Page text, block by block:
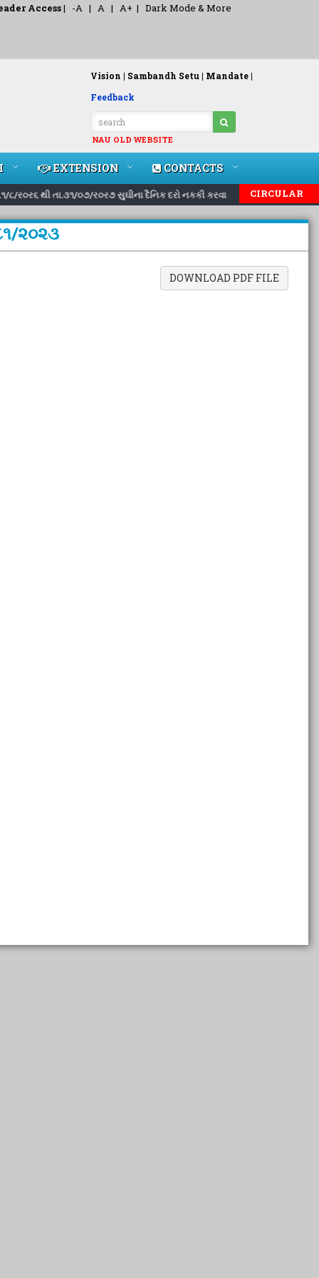
Access| -A | A | A+ | Dark Mode & More
Vision | Sambandh Setu | Mandate |
Feedback
NAU OLD WEBSITE
EXTENSION CONTACTS
થી તા.૩૧/૦૭/ર૦ર૭ સુઘીના દૈનિક દરો નકકી કરવા બાબત.. | |Inviting
CIRCULAR
૨૦૨૩
DOWNLOAD PDF FILE